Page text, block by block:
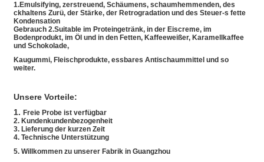
1.Emulsifying, zerstreuend, Schäumens, schaumhemmenden, des
ckhaltens Zurü, der Stärke, der Retrogradation und des Steuer-s fette
Kondensation
Gebrauch 2.Suitable im Proteingetränk, in der Eiscreme, im
Bodenprodukt, im Öl und in den Fetten, Kaffeeweißer, Karamellkaffee
und Schokolade,
Kaugummi, Fleischprodukte, essbares Antischaummittel und so
weiter.
Unsere Vorteile:
1. Freie Probe ist verfügbar
2. Kundenkundenbezogenheit
3. Lieferung der kurzen Zeit
4. Technische Unterstützung
5. Willkommen zu unserer Fabrik in Guangzhou